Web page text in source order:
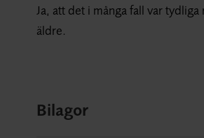
Ja, att det i många fall var
äldre.
Bilagor